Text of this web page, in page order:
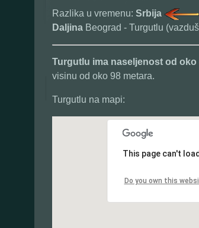
Razlika u vremenu: Srbija
Daljina Beograd - Turgutlu
Turgutlu ima naseljenost od oko
visinu od oko 98 metara.
Turgutlu na mapi:
This page can't
Do you own this